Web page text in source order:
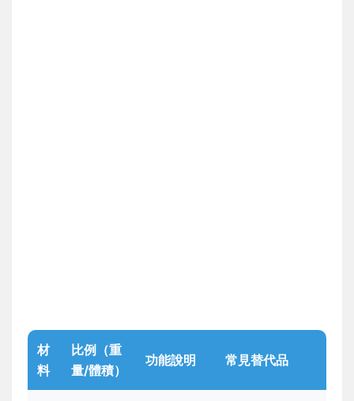
材
料
比例（重
量/體積）
功能說明 常見替代品